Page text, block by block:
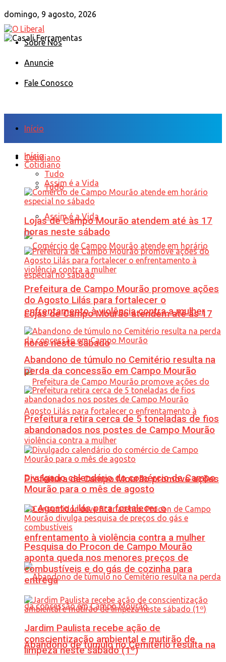
domingo, 9 agosto, 2026
Sobre Nós
Anuncie
Fale Conosco
Início
Cotidiano
Tudo
Assim é a Vida
Lojas de Campo Mourão atendem até às 17
horas neste sábado
Prefeitura de Campo Mourão promove ações
do Agosto Lilás para fortalecer o
enfrentamento à violência contra a mulher
Abandono de túmulo no Cemitério resulta na
Início
Cotidiano
Tudo
Assim é a Vida
Lojas de Campo Mourão atendem até às 17
horas neste sábado
Prefeitura de Campo Mourão promove ações
do Agosto Lilás para fortalecer o
enfrentamento à violência contra a mulher
Abandono de túmulo no Cemitério resulta na
perda da concessão em Campo Mourão
Prefeitura retira cerca de 5 toneladas de fios
abandonados nos postes de Campo Mourão
Divulgado calendário do comércio de Campo
Mourão para o mês de agosto
Pesquisa do Procon de Campo Mourão
aponta queda nos menores preços de
combustíveis e do gás de cozinha para
entrega
Jardim Paulista recebe ação de
conscientização ambiental e mutirão de
limpeza neste sábado (1º)